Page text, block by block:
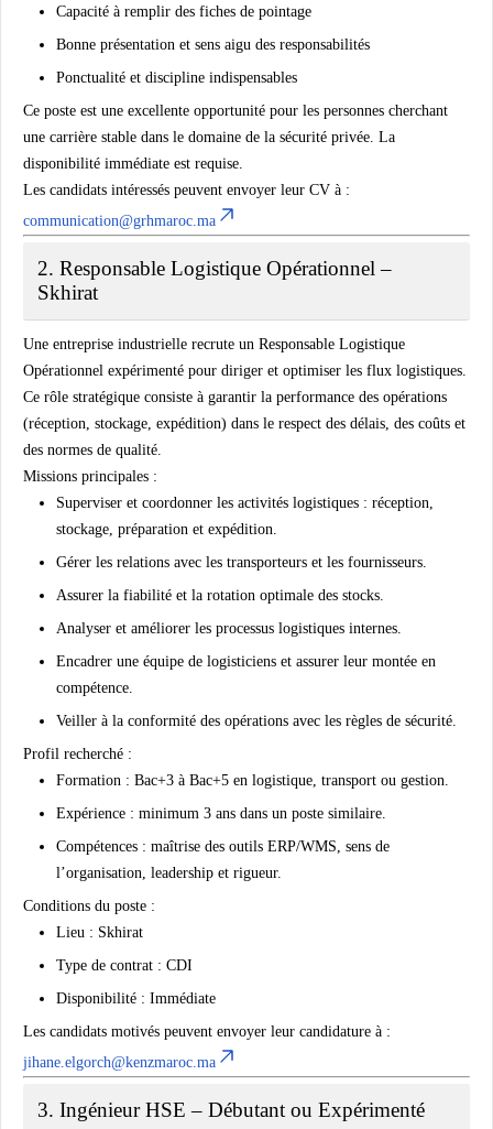
Capacité à remplir des fiches de pointage
Bonne présentation et sens aigu des responsabilités
Ponctualité et discipline indispensables
Ce poste est une excellente opportunité pour les personnes cherchant
une carrière stable dans le domaine de la sécurité privée. La
disponibilité immédiate est requise.
Les candidats intéressés peuvent envoyer leur CV à :
communication@grhmaroc.ma
2. Responsable Logistique Opérationnel –
Skhirat
Une entreprise industrielle recrute un Responsable Logistique
Opérationnel expérimenté pour diriger et optimiser les flux logistiques.
Ce rôle stratégique consiste à garantir la performance des opérations
(réception, stockage, expédition) dans le respect des délais, des coûts et
des normes de qualité.
Missions principales :
Superviser et coordonner les activités logistiques : réception,
stockage, préparation et expédition.
Gérer les relations avec les transporteurs et les fournisseurs.
Assurer la fiabilité et la rotation optimale des stocks.
Analyser et améliorer les processus logistiques internes.
Encadrer une équipe de logisticiens et assurer leur montée en
compétence.
Veiller à la conformité des opérations avec les règles de sécurité.
Profil recherché :
Formation : Bac+3 à Bac+5 en logistique, transport ou gestion.
Expérience : minimum 3 ans dans un poste similaire.
Compétences : maîtrise des outils ERP/WMS, sens de
l’organisation, leadership et rigueur.
Conditions du poste :
Lieu : Skhirat
Type de contrat : CDI
Disponibilité : Immédiate
Les candidats motivés peuvent envoyer leur candidature à :
jihane.elgorch@kenzmaroc.ma
3. Ingénieur HSE – Débutant ou Expérimenté